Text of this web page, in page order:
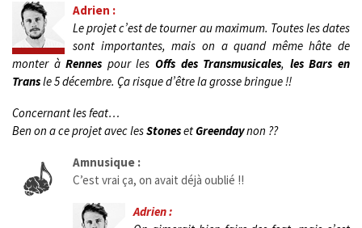
Adrien :
Le projet c’est de tourner au maximum. Toutes les dates
sont importantes, mais on a quand même hâte de
monter àRennes pour lesOffs des Transmusicales, les Bars en
Transle 5 décembre. Ça risque d’être la grosse bringue !!
Concernant les feat…
Ben on a ce projet avec lesStonesetGreendaynon ??
Amnusique :
C’est vrai ça, on avait déjà oublié !!
Adrien :